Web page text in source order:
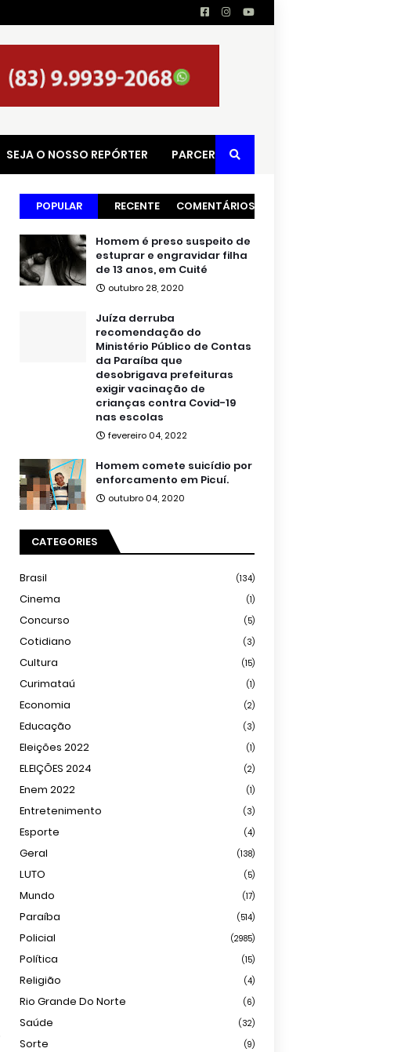
SEJA O NOSSO REPÓRTER PARCERIAS
POPULAR RECENTE COMENTÁRIOS
Homem é preso suspeito de
estuprar e engravidar filha
de 13 anos, em Cuité
outubro 28, 2020
Juíza derruba
recomendação do
Ministério Público de Contas
da Paraíba que
desobrigava prefeituras
exigir vacinação de
crianças contra Covid-19
nas escolas
fevereiro 04, 2022
Homem comete suicídio por
enforcamento em Picuí.
outubro 04, 2020
CATEGORIES
Brasil (134)
Cinema (1)
Concurso (5)
Cotidiano (3)
Cultura (15)
Curimataú (1)
Economia (2)
Educação (3)
Eleições 2022 (1)
ELEIÇÕES 2024 (2)
Enem 2022 (1)
Entretenimento (3)
Esporte (4)
Geral (138)
LUTO (5)
Mundo (17)
Paraíba (514)
Policial (2985)
Política (15)
Religião (4)
Rio Grande Do Norte (6)
Saúde (32)
Sorte (9)